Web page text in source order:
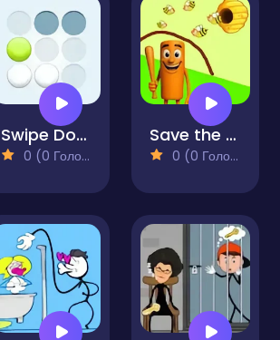
Swipe Dots - Puzzle
0 (0 Голосів)
Save the Brainrot
0 (0 Голосів)